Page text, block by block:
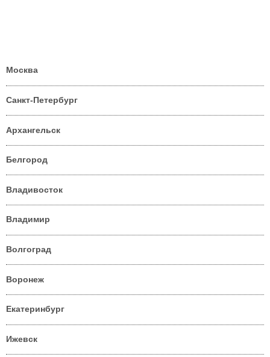
Москва
Санкт-Петербург
Архангельск
Белгород
Владивосток
Владимир
Волгоград
Воронеж
Екатеринбург
Ижевск